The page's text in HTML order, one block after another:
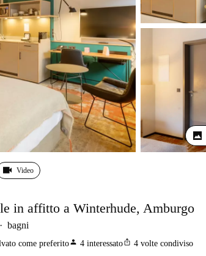
Video
in affitto a Winterhude, Amburgo
bagni
come preferitoperson 4 interessatoios_share 4 volte condiviso